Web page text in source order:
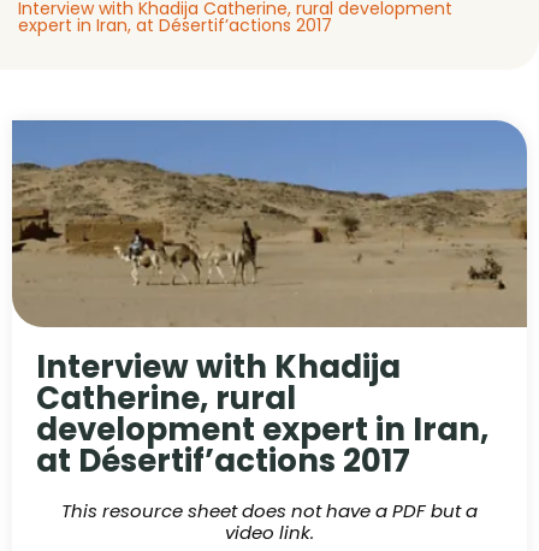
Interview with Khadija Catherine, rural development
expert in Iran, at Désertif’actions 2017
Interview with Khadija
Catherine, rural
development expert in Iran,
at Désertif’actions 2017
This resource sheet does not have a PDF but a
video link.